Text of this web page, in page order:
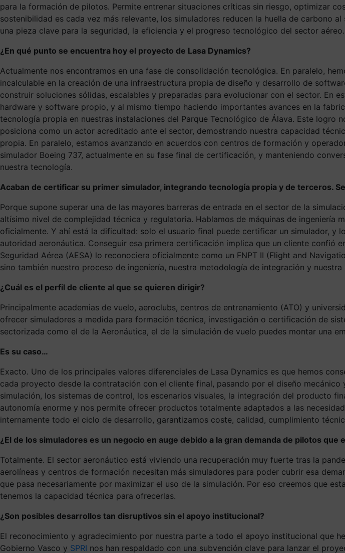
para la formación de pilotos. Permite entrenar situaciones críticas sin riesgo, optimizar
sostenibilidad es cada vez más relevante, los simuladores reducen la huella de carbono
una pieza clave para la seguridad, la eficiencia y el progreso tecnológico del sector aéreo.
¿En qué punto se encuentra hoy el proyecto de Lasa Dynamics?
Actualmente nos encontramos en una fase de consolidación tecnológica. En paralelo,
incalculable en la creación de una infraestructura propia de diseño y desarrollo de
construir soluciones sólidas, escalables y preparadas para evolucionar con el sector. En
hardware y software propio, y al mismo tiempo haciendo importantes avances en la
tecnología propia en nuestras instalaciones del Parque Tecnológico de Álava. Este
posiciona como un actor acreditado ante el sector, demostrando nuestra capacidad
propia. En paralelo, estamos avanzando en acuerdos con centros de formación y
simulador Boeing 737, actualmente en su fase final de certificación, y manteniendo
nuestra tecnología.
Acaban de certificar su primer simulador, integrando tecnología propia y de terceros.
Porque supone superar una de las mayores barreras de entrada en el sector de la
altísimo nivel de complejidad técnica y regulatoria. Hablamos de máquinas de ingeniería
oficialmente. Y ahí está la dificultad: solo el usuario final puede certificar un simulador,
autoridad aeronáutica. Conseguir esa primera certificación implica que un cliente confió
Seguridad Aérea (AESA) lo reconociera oficialmente como un FNPT II (Flight and
sino también nuestro proceso de ingeniería, nuestra metodología de integración y
¿Cuál es el perfil de cliente al que se quieren dirigir?
Principalmente academias de vuelo, aeroclubs, centros de entrenamiento (ATO) y
ofrecer simuladores a medida para formación técnica, investigación o certificación de
sectorizada como el de la Aeronáutica, el de la simulación de vuelo puedes montar una
Es su caso…
Exacto. Uno de los principales valores diferenciales de Lasa Dynamics es que hemos
cada proyecto desde la contratación con el cliente final, pasando por el diseño
simulación, los sistemas de control, los escenarios visuales, la integración del producto
autonomía enorme y nos permite ofrecer productos totalmente adaptados a las
internamente todo el ciclo de desarrollo, garantizamos coste, calidad, cumplimiento
¿El de los simuladores es un negocio en auge debido a la gran demanda de pilotos que
Totalmente. El sector aeronáutico está viviendo una recuperación muy fuerte tras la
aerolíneas y centros de formación necesitan más simuladores para poder cubrir esa
que pasa necesariamente por maximizar el uso de la simulación. Por eso creemos que
tenemos la capacidad técnica para ofrecerlas.
¿Son posibles desarrollos tan disruptivos sin el apoyo institucional?
El reconocimiento y agradecimiento por nuestra parte a todo el apoyo institucional que
Gobierno Vasco y SPRI nos han respaldado con una subvención clave para lanzar el